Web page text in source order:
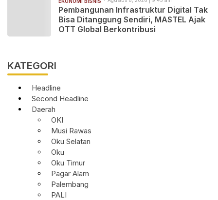
Pembangunan Infrastruktur Digital Tak
Bisa Ditanggung Sendiri, MASTEL Ajak
OTT Global Berkontribusi
KATEGORI
Headline
Second Headline
Daerah
OKI
Musi Rawas
Oku Selatan
Oku
Oku Timur
Pagar Alam
Palembang
PALI